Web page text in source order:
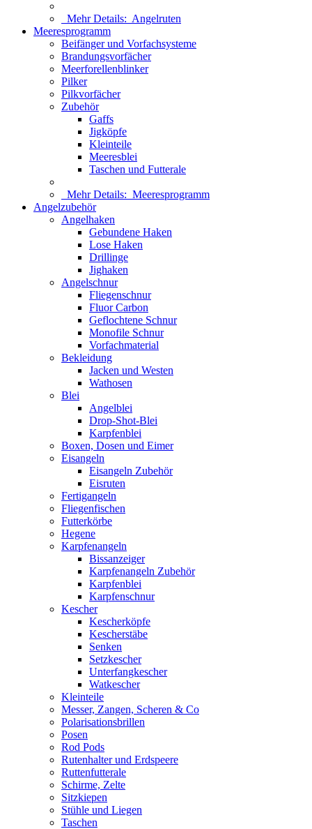
Mehr Details: Angelruten
Meeresprogramm
Beifänger und Vorfachsysteme
Brandungsvorfächer
Meerforellenblinker
Pilker
Pilkvorfächer
Zubehör
Gaffs
Jigköpfe
Kleinteile
Meeresblei
Taschen und Futterale
Mehr Details: Meeresprogramm
Angelzubehör
Angelhaken
Gebundene Haken
Lose Haken
Drillinge
Jighaken
Angelschnur
Fliegenschnur
Fluor Carbon
Geflochtene Schnur
Monofile Schnur
Vorfachmaterial
Bekleidung
Jacken und Westen
Wathosen
Blei
Angelblei
Drop-Shot-Blei
Karpfenblei
Boxen, Dosen und Eimer
Eisangeln
Eisangeln Zubehör
Eisruten
Fertigangeln
Fliegenfischen
Futterkörbe
Hegene
Karpfenangeln
Bissanzeiger
Karpfenangeln Zubehör
Karpfenblei
Karpfenschnur
Kescher
Kescherköpfe
Kescherstäbe
Senken
Setzkescher
Unterfangkescher
Watkescher
Kleinteile
Messer, Zangen, Scheren & Co
Polarisationsbrillen
Posen
Rod Pods
Rutenhalter und Erdspeere
Ruttenfutterale
Schirme, Zelte
Sitzkiepen
Stühle und Liegen
Taschen